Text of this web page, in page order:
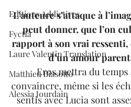
Editions Addictives
Fyctia
Laure Valentin Translation
Matthieu Biasotto
Alessia Jourdain
L’auteure s’attaque à
peut donner, que l’on
rapport à son vrai ressenti,
d’un amour
Eros mettra du temps
convaincre, même si les
sentis avec Lucia sont